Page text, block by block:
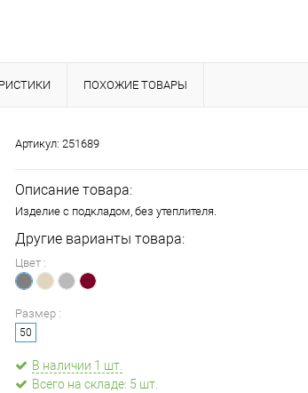
ПОХОЖИЕ ТОВАРЫ
Артикул: 251689
Описание товара:
Изделие с подкладом, без утеплителя.
Другие варианты товара:
Цвет :
Размер :
50
В наличии 1 шт.
Всего на складе: 5 шт.